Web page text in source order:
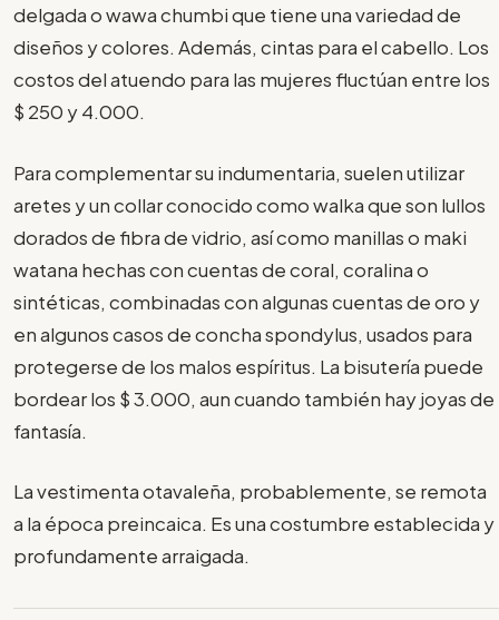
delgada o wawa chumbi que tiene una variedad de
diseños y colores. Además, cintas para el cabello. Los
costos del atuendo para las mujeres fluctúan entre los
$ 250 y 4.000.
Para complementar su indumentaria, suelen utilizar
aretes y un collar conocido como walka que son lullos
dorados de fibra de vidrio, así como manillas o maki
watana hechas con cuentas de coral, coralina o
sintéticas, combinadas con algunas cuentas de oro y
en algunos casos de concha spondylus, usados para
protegerse de los malos espíritus. La bisutería puede
bordear los $ 3.000, aun cuando también hay joyas de
fantasía.
La vestimenta otavaleña, probablemente, se remota
a la época preincaica. Es una costumbre establecida y
profundamente arraigada.